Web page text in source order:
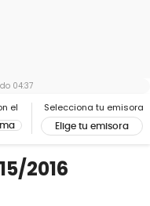
el Selecciona tu emisora
Elige tu emisora
04:37
2016